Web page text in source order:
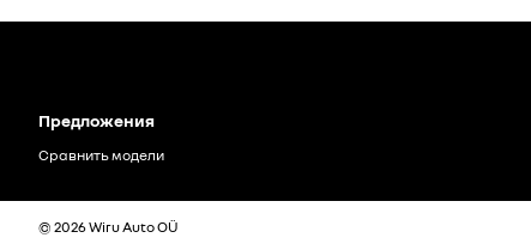
Предложения
Сравнить модели
© 2026 Wiru Auto OÜ